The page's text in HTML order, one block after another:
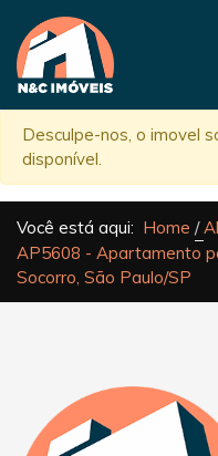
Desculpe-nos, o imovel
disponível.
Você está aqui: Home
AP5608 - Apartamento
Socorro, São Paulo/SP